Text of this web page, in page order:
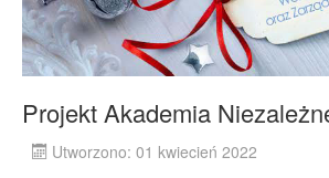
Projekt Akademia
Utworzono: 01 kwiecień 2022